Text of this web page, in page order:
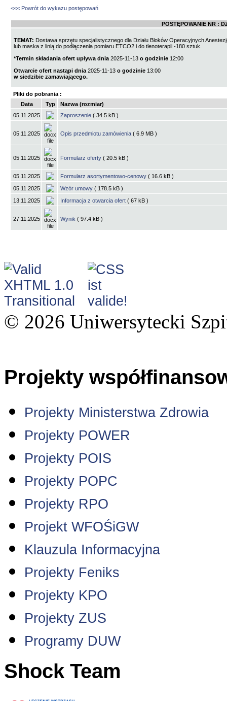
<<< Powrót do wykazu postępowań
POSTĘPOWANIE NR :
TEMAT: Dostawa sprzętu specjalistycznego dla Działu Bloków Operacyjnych
lub maska z linią do podłączenia pomiaru ETCO2 i do tlenoterapii -180 sztuk.
*Termin składania ofert upływa dnia 2025-11-13 o godzinie 12:00
Otwarcie ofert nastąpi dnia 2025-11-13 o godzinie 13:00
w siedzibie zamawiającego.
Pliki do pobrania :
Data
Typ
Nazwa (rozmiar)
05.11.2025
Zaproszenie ( 34.5 kB )
05.11.2025 Opis przedmiotu zamówienia ( 6.9 MB )
05.11.2025 Formularz oferty ( 20.5 kB )
05.11.2025 Formularz asortymentowo-cenowy ( 16.6 kB )
05.11.2025
Wzór umowy ( 178.5 kB )
13.11.2025
Informacja z otwarcia ofert ( 67 kB )
27.11.2025 Wynik ( 97.4 kB )
© 2026 Uniwersytecki
Projekty
Projekty Ministerstwa Zdrowia
Projekty POWER
Projekty POIS
Projekty POPC
Projekty RPO
Projekt WFOŚiGW
Klauzula Informacyjna
Projekty Feniks
Projekty KPO
Projekty ZUS
Programy DUW
Shock Team